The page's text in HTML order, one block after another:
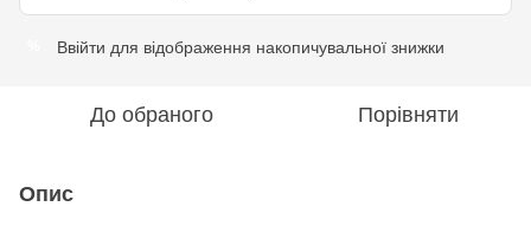
Ввійти для відображення накопичувальної знижки
До обраного Порівняти
Опис